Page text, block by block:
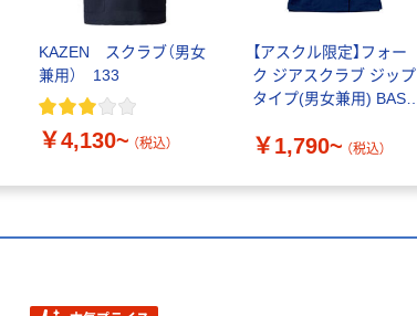
KAZEN スクラブ（男女
兼用） 133
￥4,130~ （税込）
【アスクル限定】フォー
ク ジアスクラブ ジップ
タイプ(男女兼用) BAS-
￥1,790~ （税込）